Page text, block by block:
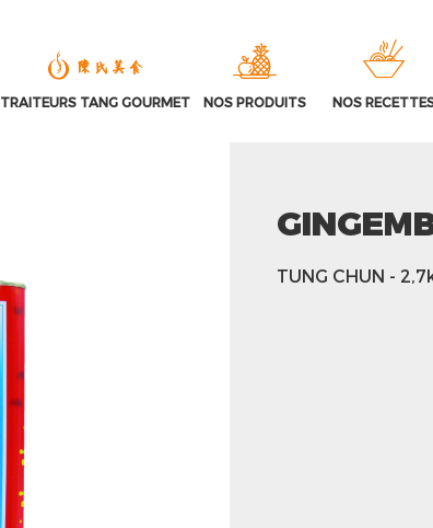
TRAITEURS TANG GOURMET NOS PRODUITS NOS
TUNG CHUN -